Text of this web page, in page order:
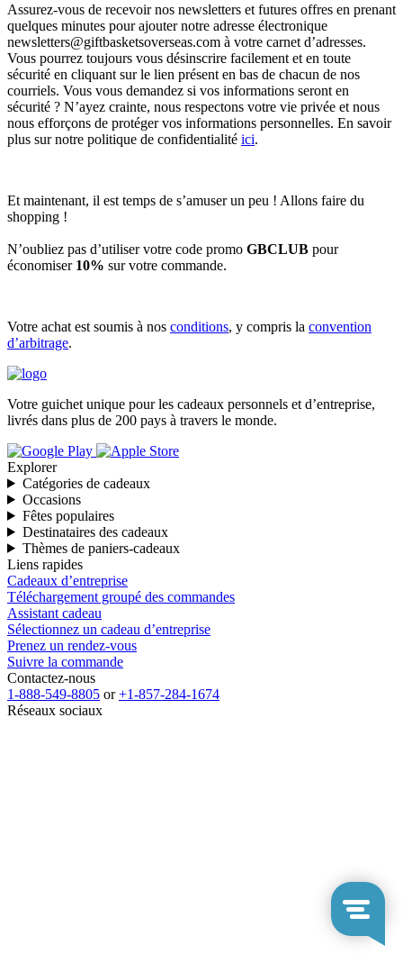
Assurez-vous de recevoir nos newsletters et futures offres en prenant
quelques minutes pour ajouter notre adresse électronique
newsletters@giftbasketsoverseas.com à votre carnet d’adresses.
Vous pourrez toujours vous désinscrire facilement et en toute
sécurité en cliquant sur le lien présent en bas de chacun de nos
courriels. Vous vous demandez si vos informations seront en
sécurité ? N’ayez crainte, nous respectons votre vie privée et nous
nous efforçons de protéger vos informations personnelles. En savoir
plus sur notre politique de confidentialité ici.
Et maintenant, il est temps de s’amuser un peu ! Allons faire du
shopping !
N’oubliez pas d’utiliser votre code promo GBCLUB pour
économiser 10% sur votre commande.
Votre achat est soumis à nos conditions, y compris la convention
d’arbitrage.
Votre guichet unique pour les cadeaux personnels et d’entreprise,
livrés dans plus de 200 pays à travers le monde.
Explorer
Catégories de cadeaux
Occasions
Fêtes populaires
Destinataires des cadeaux
Thèmes de paniers-cadeaux
Liens rapides
Cadeaux d’entreprise
Téléchargement groupé des commandes
Assistant cadeau
Sélectionnez un cadeau d’entreprise
Prenez un rendez-vous
Suivre la commande
Contactez-nous
1-888-549-8805 or+1-857-284-1674
Réseaux sociaux